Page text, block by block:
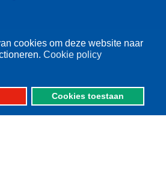
cookies om deze website naar
Cookie policy
Cookies toestaan
beleid
zee